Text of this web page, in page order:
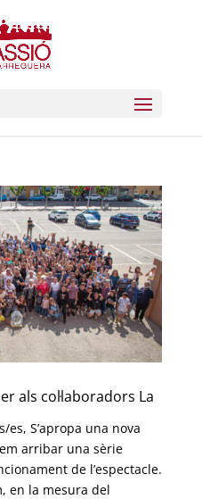
als col·laboradors La
es, S’apropa una nova
arribar una sèrie
de l’espectacle.
en la mesura del